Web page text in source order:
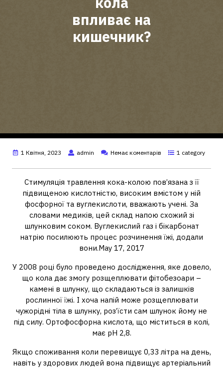
впливає на
кишечник?
1 Квітня, 2023 admin Немає коментарів 1 category
Стимуляція травлення кока-колою пов’язана з її
підвищеною кислотністю, високим вмістом у ній
фосфорної та вуглекислоти, вважають учені. За
словами медиків, цей склад напою схожий зі
шлунковим соком. Вуглекислий газ і бікарбонат
натрію посилюють процес розчинення їжі, додали
вони.May 17, 2017
У 2008 році було проведено дослідження, яке довело,
що кола дає змогу розщеплювати фітобезоари –
камені в шлунку, що складаються із залишків
рослинної їжі. І хоча напій може розщеплювати
чужорідні тіла в шлунку, роз’їсти сам шлунок йому не
під силу. Ортофосфорна кислота, що міститься в колі,
має pH 2,8.
Якщо споживання коли перевищує 0,33 літра на день,
навіть у здорових людей вона підвищує артеріальний